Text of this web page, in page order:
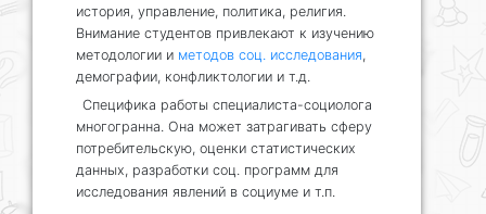
история, управление, политика, религия.
Внимание студентов привлекают к изучению
методологии и методов соц. исследования,
демографии, конфликтологии и т.д.
Специфика работы специалиста-социолога
многогранна. Она может затрагивать сферу
потребительскую, оценки статистических
данных, разработки соц. программ для
исследования явлений в социуме и т.п.